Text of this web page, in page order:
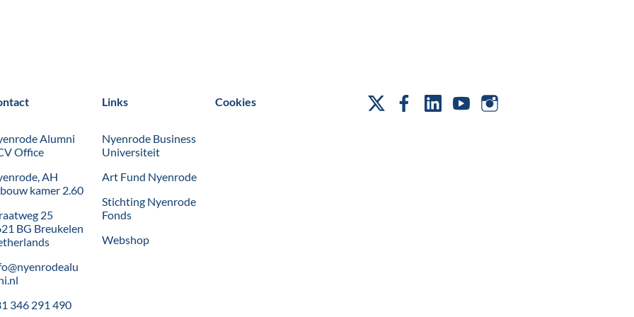
Alumni
Office
AH
kamer 2.60
25
BG Breukelen
346 291 490
Links
Nyenrode Business
Universiteit
Art Fund Nyenrode
Stichting Nyenrode
Fonds
Webshop
Cookies